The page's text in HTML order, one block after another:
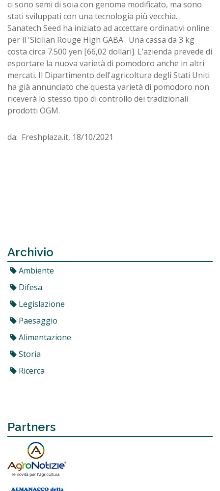
ci sono semi di soia con genoma modificato, ma sono
stati sviluppati con una tecnologia più vecchia.
Sanatech Seed ha iniziato ad accettare ordinativi online
per il 'Sicilian Rouge High GABA'. Una cassa da 3 kg
costa circa 7.500 yen [66,02 dollari]. L’azienda prevede di
esportare la nuova varietà di pomodoro anche in altri
mercati. Il Dipartimento dell'agricoltura degli Stati Uniti
ha già annunciato che questa varietà di pomodoro non
riceverà lo stesso tipo di controllo dei tradizionali
prodotti OGM.
da: Freshplaza.it, 18/10/2021
Archivio
Ambiente
Difesa
Legislazione
Paesaggio
Alimentazione
Storia
Ricerca
Partners